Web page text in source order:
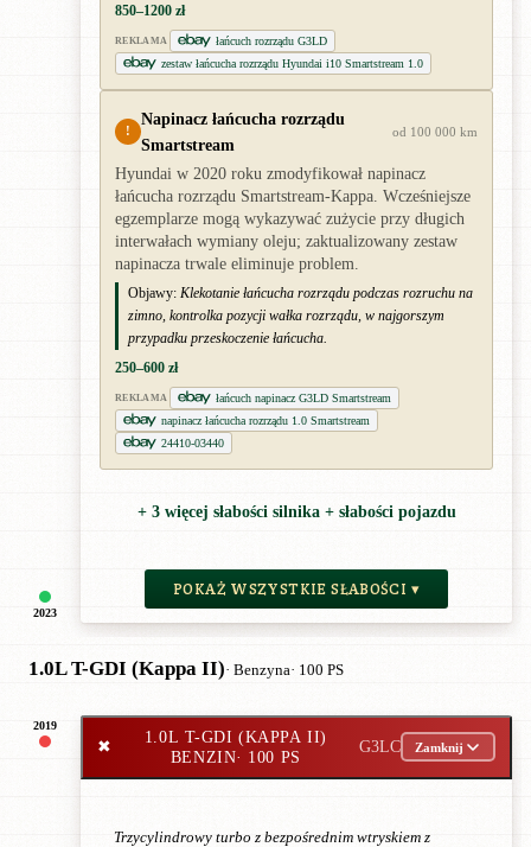
2023
850–1200 zł
REKLAMA
łańcuch rozrządu G3LD
zestaw łańcucha rozrządu Hyundai i10 Smartstream 1.0
!
Napinacz łańcucha rozrządu
Smartstream
od 100 000 km
Hyundai w 2020 roku zmodyfikował napinacz
łańcucha rozrządu Smartstream-Kappa. Wcześniejsze
egzemplarze mogą wykazywać zużycie przy długich
interwałach wymiany oleju; zaktualizowany zestaw
napinacza trwale eliminuje problem.
Objawy: Klekotanie łańcucha rozrządu podczas rozruchu na
zimno, kontrolka pozycji wałka rozrządu, w najgorszym
przypadku przeskoczenie łańcucha.
250–600 zł
REKLAMA
łańcuch napinacz G3LD Smartstream
napinacz łańcucha rozrządu 1.0 Smartstream
24410-03440
+ 3 więcej słabości silnika + słabości pojazdu
POKAŻ WSZYSTKIE SŁABOŚCI ▾
1.0L T-GDI (Kappa II)· Benzyna· 100 PS
2019
✖
1.0L T-GDI (KAPPA II)
BENZIN· 100 PS
G3LC Zamknij
Trzycylindrowy turbo z bezpośrednim wtryskiem z